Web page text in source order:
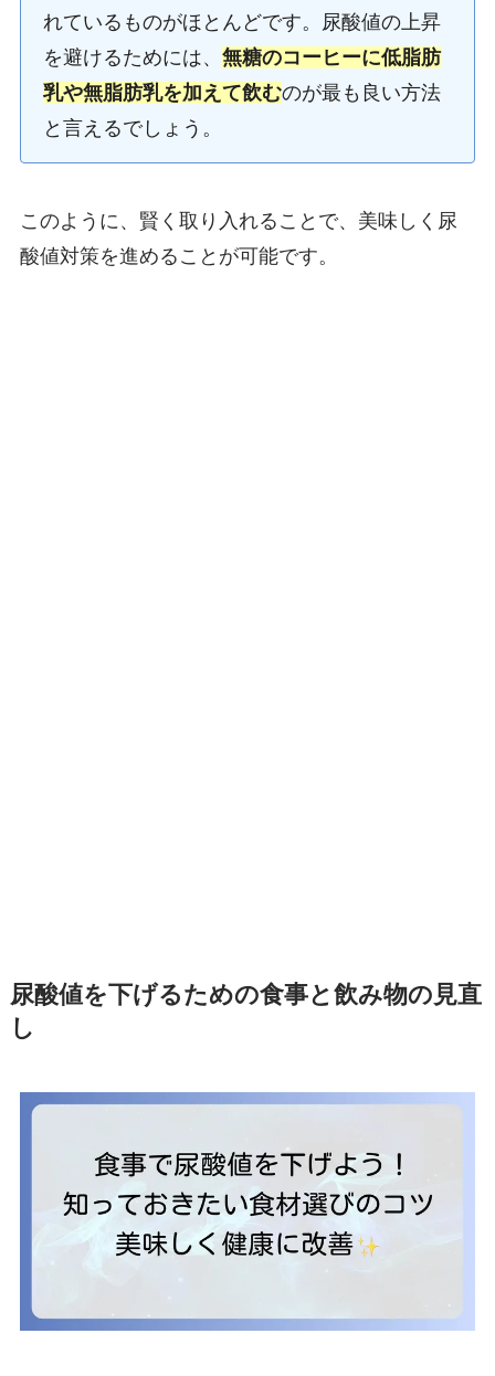
れているものがほとんどです。尿酸値の上昇
を避けるためには、 無糖のコーヒーに低脂肪
乳や無脂肪乳を加えて飲むのが最も良い方法
と言えるでしょう。
このように、賢く取り入れることで、美味しく尿
酸値対策を進めることが可能です。
尿酸値を下げるための食事と飲み物の見直
し